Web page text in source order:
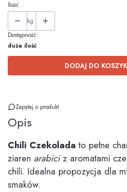
Ilość
kg
Dostępność:
duża ilość
DODAJ DO
Zapytaj o produkt
Opis
Chili Czekolada to pełne
ziaren arabiciz aromatami
chili. Idealna propozycja dla
smaków.